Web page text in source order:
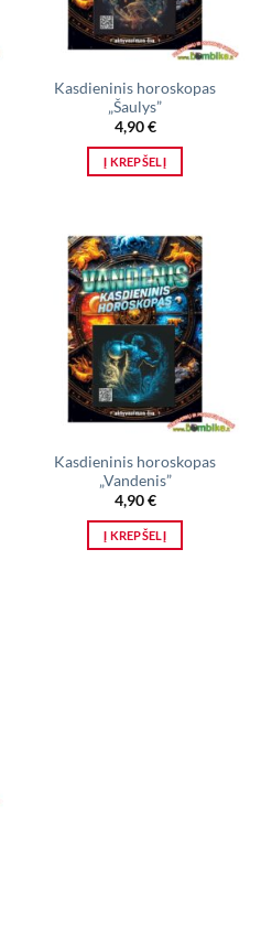
Kasdieninis horoskopas
„Šaulys”
4,90€
Į KREPŠELĮ
Kasdieninis horoskopas
„Vandenis”
4,90€
Į KREPŠELĮ